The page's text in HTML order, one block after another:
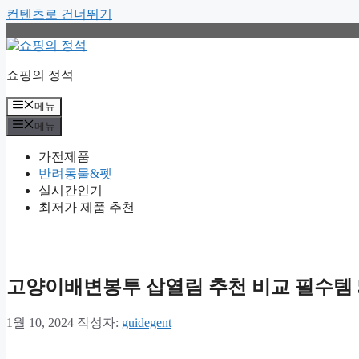
컨텐츠로 건너뛰기
쇼핑의 정석
메뉴
메뉴
가전제품
반려동물&펫
실시간인기
최저가 제품 추천
고양이배변봉투 삽열림 추천 비교 필수템
1월 10, 2024 작성자: guidegent